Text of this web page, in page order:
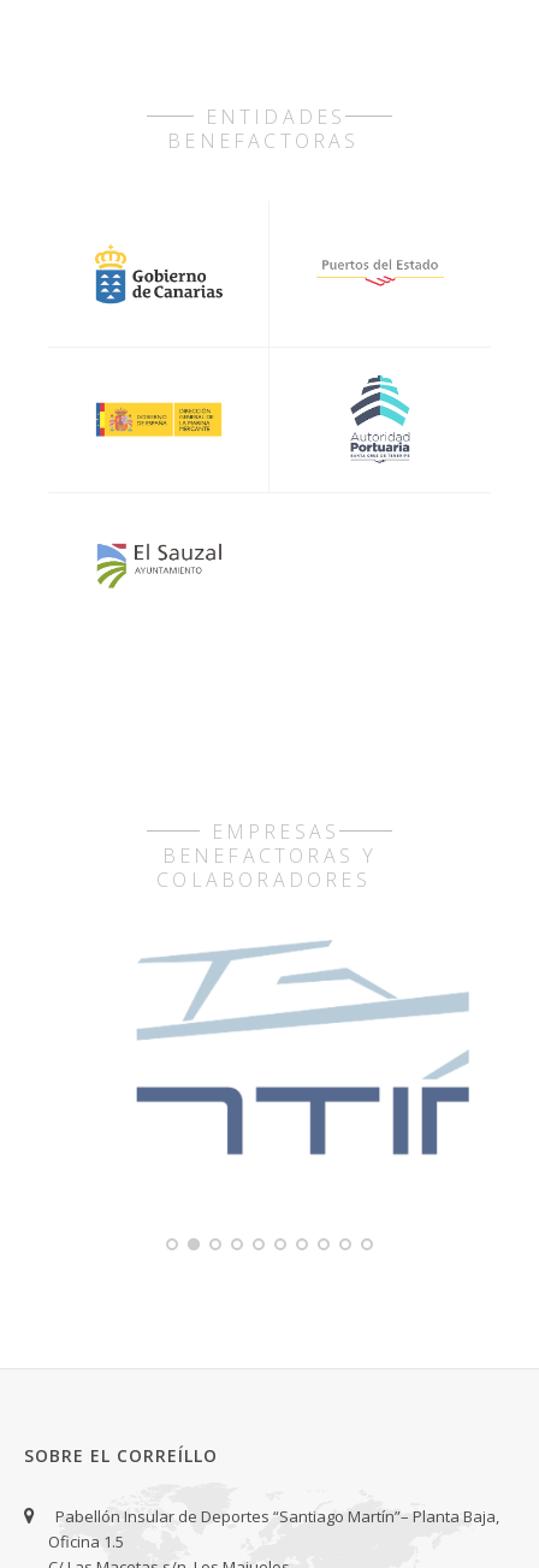
ENTIDADES
BENEFACTORAS
EMPRESAS
BENEFACTORAS Y
COLABORADORES
SOBRE EL CORREÍLLO
Pabellón Insular de Deportes “Santiago Martín”– Planta Baja,
Oficina 1.5